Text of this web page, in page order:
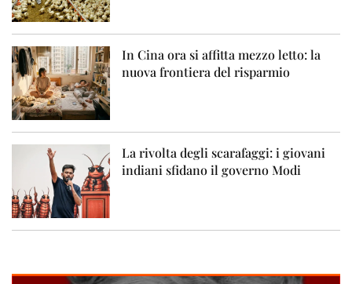
In Cina ora si affitta mezzo letto: la
nuova frontiera del risparmio
La rivolta degli scarafaggi: i giovani
indiani sfidano il governo Modi